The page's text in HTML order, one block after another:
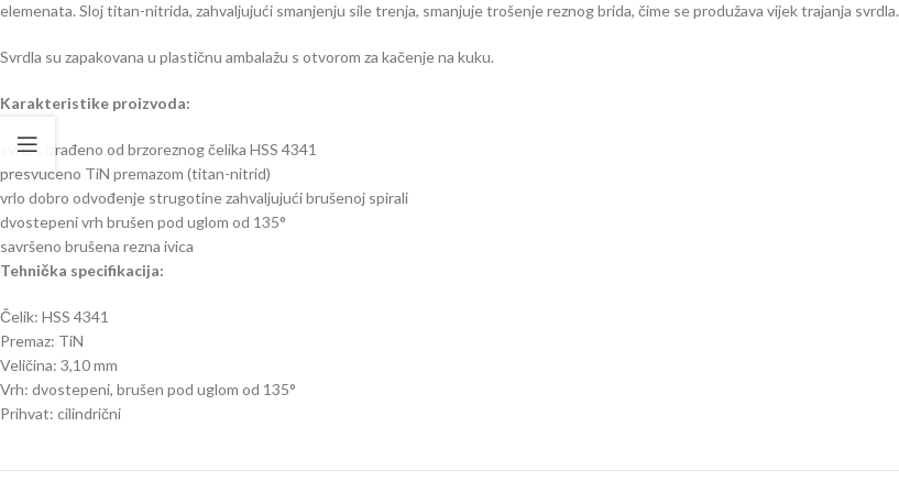
elemenata. Sloj titan-nitrida, zahvaljujući smanjenju sile trenja, smanjuje trošenje reznog brida, čime se produžava vijek trajanja svrdla.
Svrdla su zapakovana u plastičnu ambalažu s otvorom za kačenje na kuku.
Karakteristike proizvoda:
svrdlo izrađeno od brzoreznog čelika HSS 4341
presvučeno TiN premazom (titan-nitrid)
vrlo dobro odvođenje strugotine zahvaljujući brušenoj spirali
dvostepeni vrh brušen pod uglom od 135°
savršeno brušena rezna ivica
Tehnička specifikacija:
Čelik: HSS 4341
Premaz: TiN
Veličina: 3,10 mm
Vrh: dvostepeni, brušen pod uglom od 135°
Prihvat: cilindrični